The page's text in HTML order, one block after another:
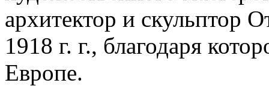
архитектор и скульптор
1918 г. г., благодаря
Европе.